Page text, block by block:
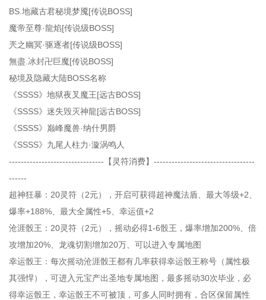
BS.地藏古君秘境梦魇[传说BOSS]
魔帝至尊·龍焰[传说级BOSS]
兲之幽冥·驱逐者[传说级BOSS]
無盡.冰封卍巨魔[传说BOSS]
秘境及隐藏大陆BOSS名称
《SSSS》地狱夜叉魔王[远古BOSS]
《SSSS》迷失毁灭神龍[远古BOSS]
《SSSS》巅峰魔兽·纳什男爵
《SSSS》九尾人柱力·漩涡鸣人
--------------------------------【灵符消费】----------------------------------
------
超神狂暴：20灵符（2元），开启可获得超神魔法盾、最大等级+2、
爆率+188%、最大全属性+5、幸运值+2
沧涯骰王：20灵符（2元），摇动必得1-6骰王，爆率增加200%、倍
攻增加20%、龙魂切割增加20万、可以进入专属地图
幸运骰王：每次摇动沧涯骰王都有几率获得幸运骰王称号（属性极
其强悍），可进入元宝产出圣地专属地图，最多摇动30次毕业，必
得幸运骰王，幸运骰王不可被顶，可多人同时拥有，合区保留属性